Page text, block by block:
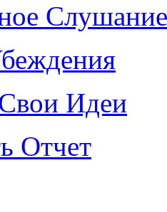
Слушание
Идеи
Отчет